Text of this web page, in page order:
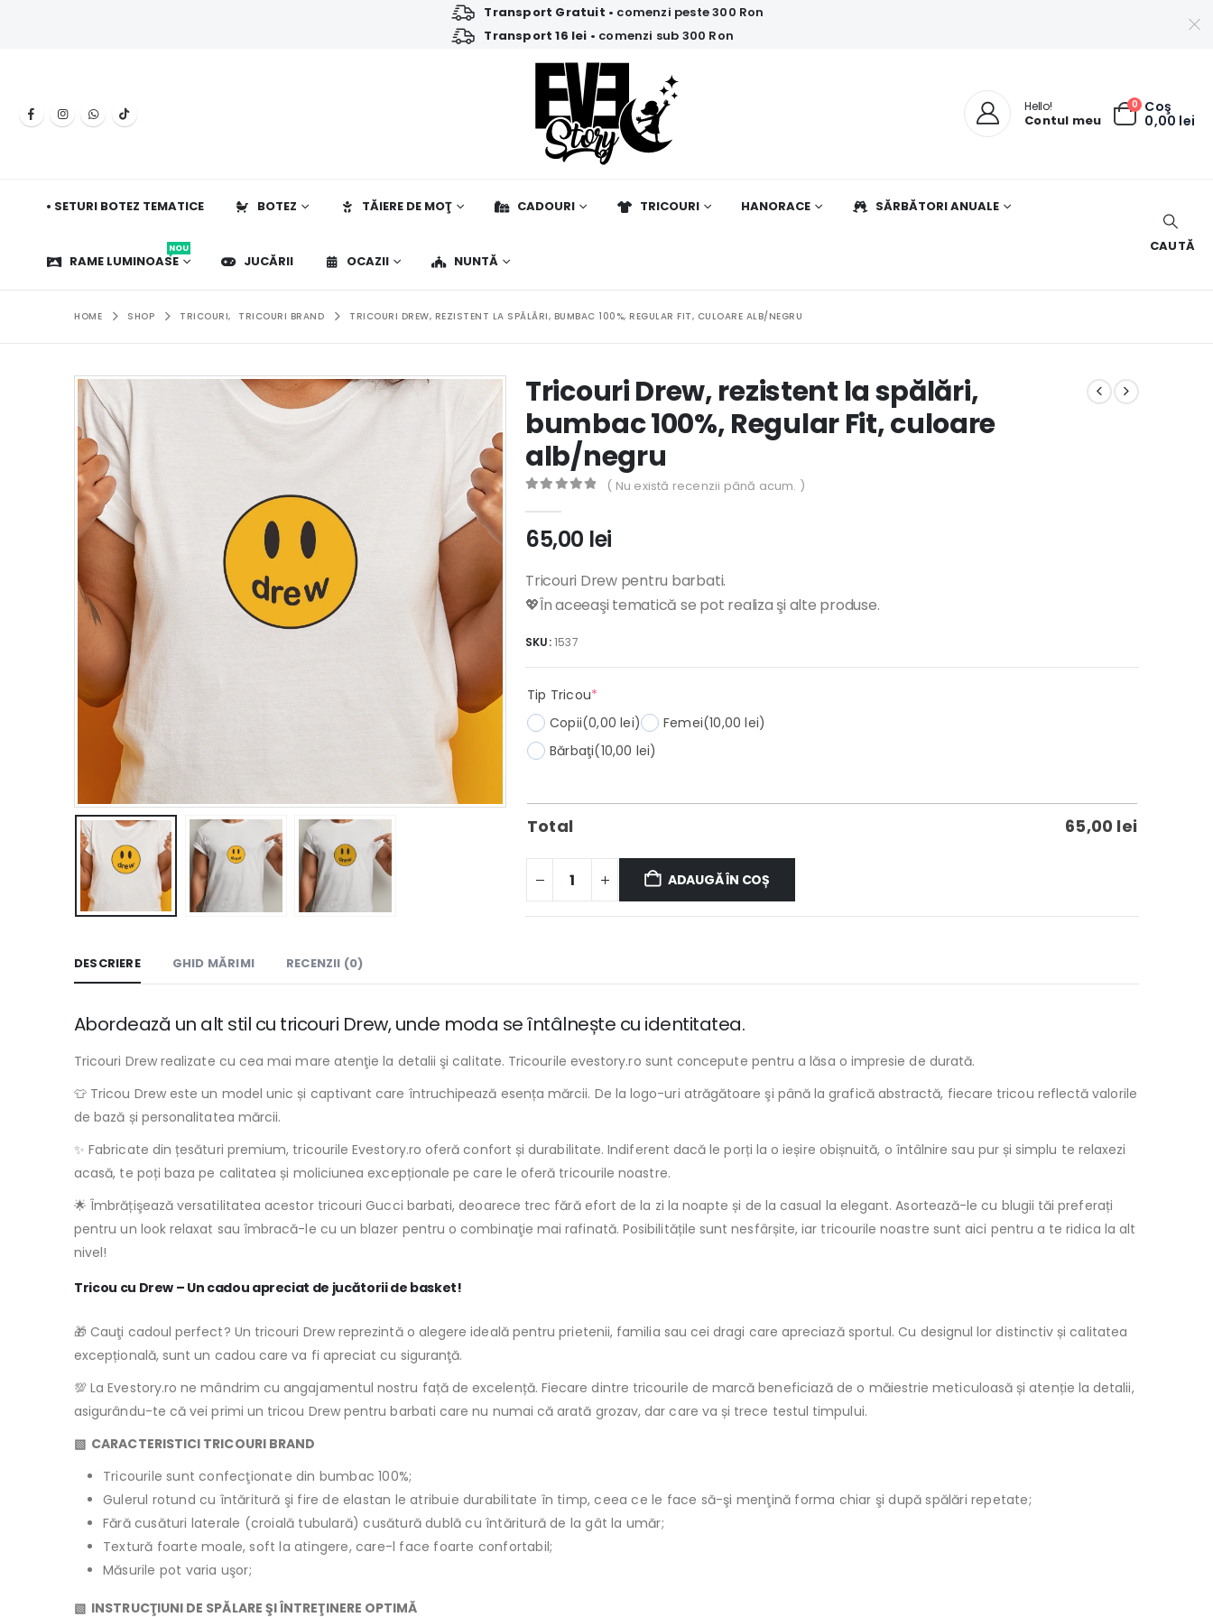
Transport Gratuit • comenzi peste 300 Ron
Transport 16 lei • comenzi sub 300 Ron
Hello!
Contul meu
0 Coş
0,00 lei
• SETURI BOTEZ TEMATICE BOTEZ TĂIERE DE MOŢ CADOURI TRICOURI HANORACE SĂRBĂTORI ANUALE
RAME LUMINOASE
NOU
JUCĂRII OCAZII NUNTĂ
CAUTĂ
HOME SHOP TRICOURI, TRICOURI BRAND TRICOURI DREW, REZISTENT LA SPĂLĂRI, BUMBAC 100%, REGULAR FIT, CULOARE ALB/NEGRU
Tricouri Drew, rezistent la spălări,
bumbac 100%, Regular Fit, culoare
alb/negru
( Nu există recenzii până acum. )
65,00 lei
Tricouri Drew pentru barbati.
💖În aceeaşi tematică se pot realiza şi alte produse.
SKU:1537
Tip Tricou*
Copii(0,00 lei) Femei(10,00 lei)
Bărbaţi(10,00 lei)
Total 65,00 lei
ADAUGĂ ÎN COȘ
DESCRIERE GHID MĂRIMI RECENZII (0)
Abordează un alt stil cu tricouri Drew, unde moda se întâlnește cu identitatea.
Tricouri Drew realizate cu cea mai mare atenţie la detalii şi calitate. Tricourile evestory.ro sunt concepute pentru a lăsa o impresie de durată.
👕 Tricou Drew este un model unic și captivant care întruchipează esența mărcii. De la logo-uri atrăgătoare şi până la grafică abstractă, fiecare tricou reflectă valorile
de bază și personalitatea mărcii.
✨ Fabricate din țesături premium, tricourile Evestory.ro oferă confort și durabilitate. Indiferent dacă le porți la o ieșire obișnuită, o întâlnire sau pur și simplu te relaxezi
acasă, te poți baza pe calitatea și moliciunea excepționale pe care le oferă tricourile noastre.
🌟 Îmbrățişează versatilitatea acestor tricouri Gucci barbati, deoarece trec fără efort de la zi la noapte și de la casual la elegant. Asortează-le cu blugii tăi preferați
pentru un look relaxat sau îmbracă-le cu un blazer pentru o combinaţie mai rafinată. Posibilitățile sunt nesfârșite, iar tricourile noastre sunt aici pentru a te ridica la alt
nivel!
Tricou cu Drew – Un cadou apreciat de jucătorii de basket!
🎁 Cauţi cadoul perfect? Un tricouri Drew reprezintă o alegere ideală pentru prietenii, familia sau cei dragi care apreciază sportul. Cu designul lor distinctiv și calitatea
excepțională, sunt un cadou care va fi apreciat cu siguranţă.
💯 La Evestory.ro ne mândrim cu angajamentul nostru față de excelență. Fiecare dintre tricourile de marcă beneficiază de o măiestrie meticuloasă și atenție la detalii,
asigurându-te că vei primi un tricou Drew pentru barbati care nu numai că arată grozav, dar care va și trece testul timpului.
▧ CARACTERISTICI TRICOURI BRAND
Tricourile sunt confecţionate din bumbac 100%;
Gulerul rotund cu întăritură şi fire de elastan le atribuie durabilitate în timp, ceea ce le face să-şi menţină forma chiar şi după spălări repetate;
Fără cusături laterale (croială tubulară) cusătură dublă cu întăritură de la gât la umăr;
Textură foarte moale, soft la atingere, care-l face foarte confortabil;
Măsurile pot varia uşor;
▧ INSTRUCŢIUNI DE SPĂLARE ŞI ÎNTREŢINERE OPTIMĂ